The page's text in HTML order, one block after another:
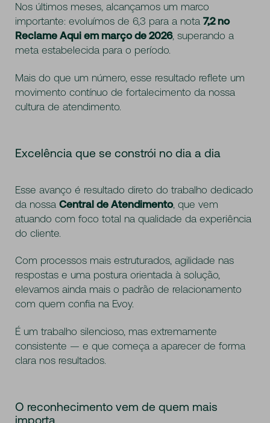
Nos últimos meses, alcançamos um marco
importante: evoluímos de 6,3 para a nota 7,2 no
Reclame Aqui em março de 2026, superando a
meta estabelecida para o período.
Mais do que um número, esse resultado reflete um
movimento contínuo de fortalecimento da nossa
cultura de atendimento.
Excelência que se constrói no dia a dia
Esse avanço é resultado direto do trabalho dedicado
da nossa Central de Atendimento, que vem
atuando com foco total na qualidade da experiência
do cliente.
Com processos mais estruturados, agilidade nas
respostas e uma postura orientada à solução,
elevamos ainda mais o padrão de relacionamento
com quem confia na Evoy.
É um trabalho silencioso, mas extremamente
consistente — e que começa a aparecer de forma
clara nos resultados.
O reconhecimento vem de quem mais
importa